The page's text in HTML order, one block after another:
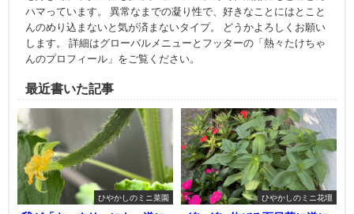
ハマっています。 異常なまでの凝り性で、好きなことにはとこと
んのめり込まないと気が済まないタイプ。 どうかよろしくお願い
します。 詳細はグローバルメニューとフッターの「熱々たけちゃ
んのプロフィール」をご覧ください。
最近書いた記事
ひやかしのミニ菜園 ひやかしのミニ花壇